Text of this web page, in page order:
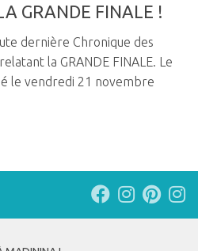
GRANDE FINALE !
dernière Chronique des
la GRANDE FINALE. Le
le vendredi 21 novembre